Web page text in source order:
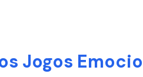
Jogos